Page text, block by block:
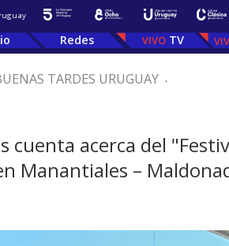
Redes TV
TARDES URUGUAY .
acerca del
Manantiales –